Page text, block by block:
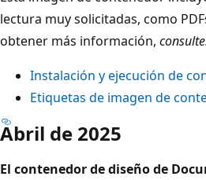
lectura muy solicitadas, como
obtener más información,
Instalación y ejecución de
Etiquetas de imagen de
Abril de 2025
El contenedor de diseño de